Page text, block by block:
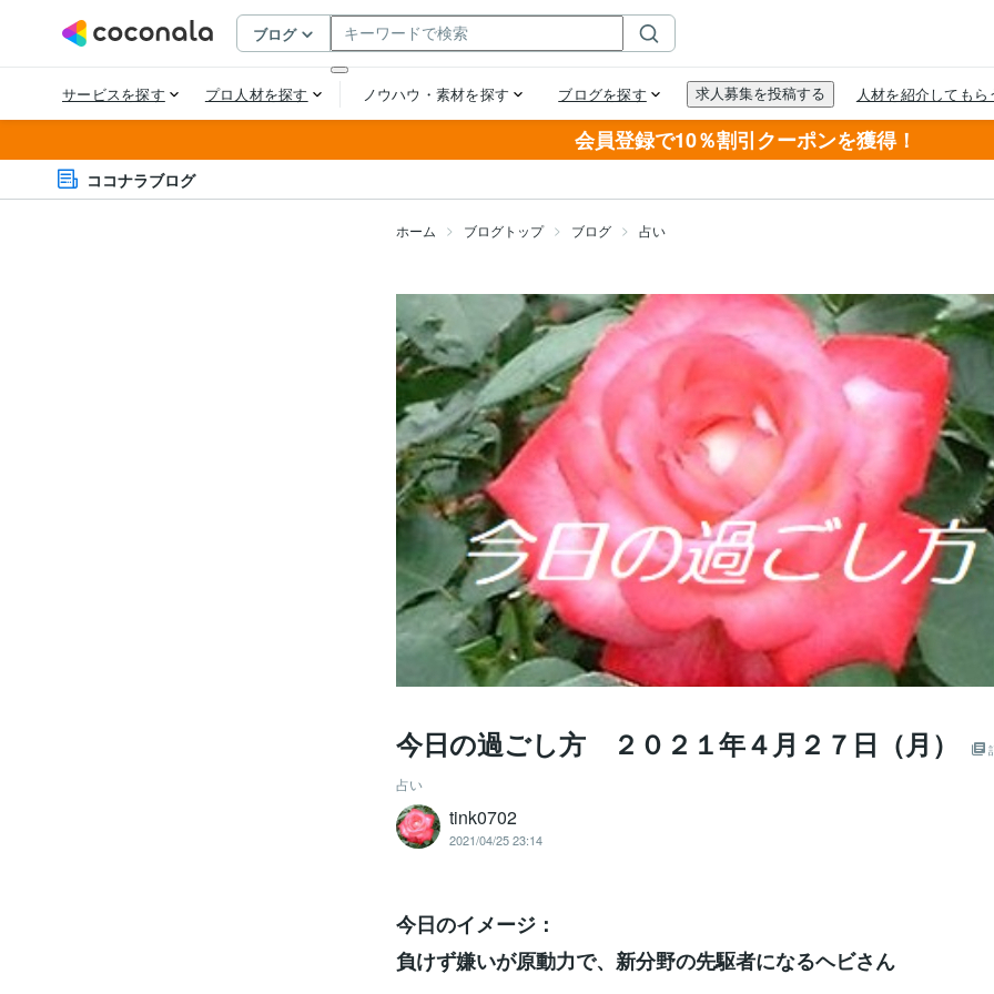
会員登録で10％割引クーポンを獲得！
ココナラブログ
ホーム ブログトップ ブログ 占い
今日の過ごし方 ２０２１年４月２７日（月）
占い
tink0702
2021/04/25 23:14
今日のイメージ：
負けず嫌いが原動力で、新分野の先駆者になるヘビさん